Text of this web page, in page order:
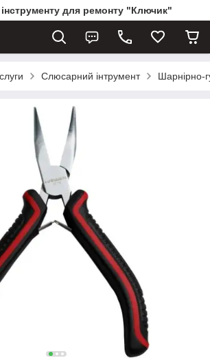
інструменту для ремонту "Ключик"
Слюсарний інтрумент Шарнірно-